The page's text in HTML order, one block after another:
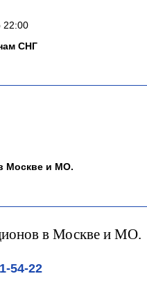
22:00
СНГ
Москве и МО.
в Москве и МО.
54-22